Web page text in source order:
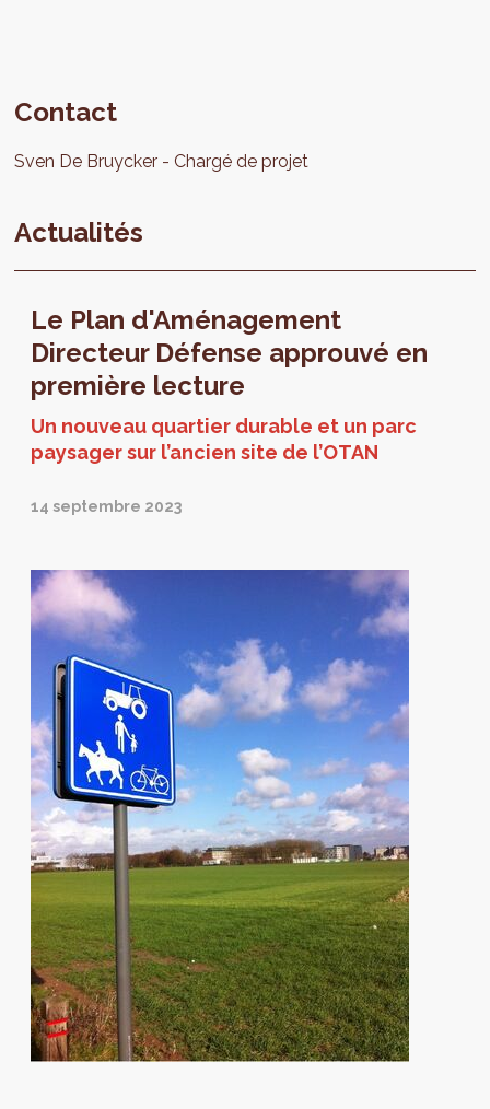
Contact
Sven De Bruycker Chargé de projet
Actualités
Le Plan d'Aménagement
Directeur Défense approuvé en
première lecture
Un nouveau quartier durable et un parc
paysager sur l’ancien site de l’OTAN
14 septembre 2023